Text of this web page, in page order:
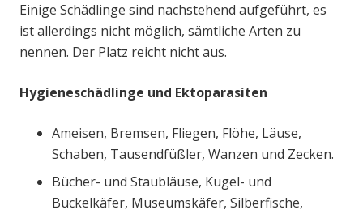
Einige Schädlinge sind nachstehend aufgeführt, es
ist allerdings nicht möglich, sämtliche Arten zu
nennen. Der Platz reicht nicht aus.
Hygieneschädlinge und Ektoparasiten
Ameisen, Bremsen, Fliegen, Flöhe, Läuse,
Schaben, Tausendfüßler, Wanzen und Zecken.
Bücher- und Staubläuse, Kugel- und
Buckelkäfer, Museumskäfer, Silberfische,